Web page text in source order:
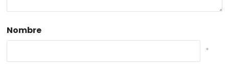
Nombre
*